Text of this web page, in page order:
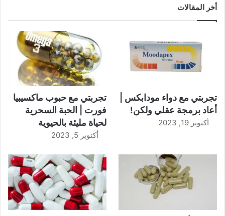
أخر المقالات
تجربتي مع دواء مودابكس |
أعاد برمجة عقلي ولكن!
أكتوبر 19, 2023
تجربتي مع حبوب ماكسيبيا
فورت | الحبة السحرية
لحياة مليئة بالحيوية
أكتوبر 5, 2023